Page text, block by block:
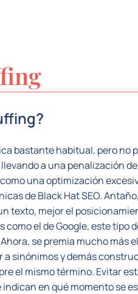
bastante habitual, pero no
a una penalización
una optimización
de Black Hat SEO.
texto, mejor el
el de Google, este tipo
se premia mucho más
sinónimos y demás
el mismo término. Evitar
indican en qué momento se